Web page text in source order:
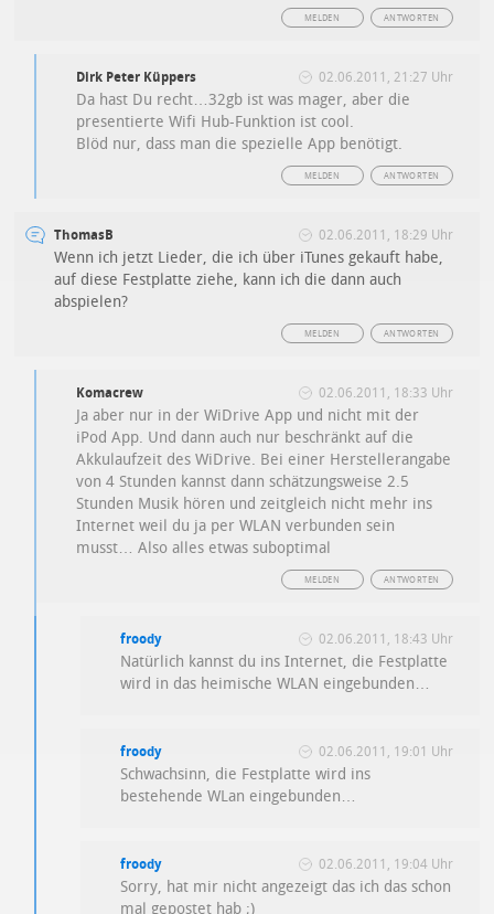
ANTWORTEN
MELDEN
Dirk Peter Küppers 02.06.2011, 21:27 Uhr
Da hast Du recht…32gb ist was mager, aber die
presentierte Wifi Hub-Funktion ist cool.
Blöd nur, dass man die spezielle App benötigt.
ANTWORTEN
MELDEN
ThomasB 02.06.2011, 18:29 Uhr
Wenn ich jetzt Lieder, die ich über iTunes gekauft habe,
auf diese Festplatte ziehe, kann ich die dann auch
abspielen?
ANTWORTEN
MELDEN
Komacrew 02.06.2011, 18:33 Uhr
Ja aber nur in der WiDrive App und nicht mit der
iPod App. Und dann auch nur beschränkt auf die
Akkulaufzeit des WiDrive. Bei einer Herstellerangabe
von 4 Stunden kannst dann schätzungsweise 2.5
Stunden Musik hören und zeitgleich nicht mehr ins
Internet weil du ja per WLAN verbunden sein
musst… Also alles etwas suboptimal
ANTWORTEN
MELDEN
froody 02.06.2011, 18:43 Uhr
Natürlich kannst du ins Internet, die Festplatte
wird in das heimische WLAN eingebunden…
froody 02.06.2011, 19:01 Uhr
Schwachsinn, die Festplatte wird ins
bestehende WLan eingebunden…
froody 02.06.2011, 19:04 Uhr
Sorry, hat mir nicht angezeigt das ich das schon
mal gepostet hab ;)